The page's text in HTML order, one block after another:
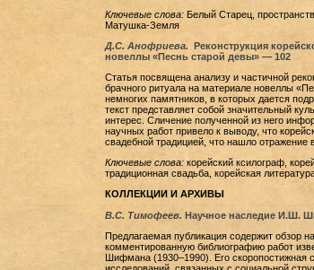
Ключевые слова: Белый Старец,
Матушка-Земля
Д.С. Анофриева. Реконструкция
новеллы «Песнь старой девы» — 102
Статья посвящена анализу и частичной
брачного ритуала на материале новеллы
немногих памятников, в которых дается
текст представляет собой значительный
интерес. Сличение полученной из него
научных работ привело к выводу, что
свадебной традицией, что нашло отражение в
Ключевые слова: корейский ксилограф,
традиционная свадьба, корейская
КОЛЛЕКЦИИ И АРХИВЫ
В.С. Тимофеев. Научное наследие И.Ш.
Предлагаемая публикация содержит обзор
комментированную библиографию работ
Шифмана (1930–1990). Его скоропостижная